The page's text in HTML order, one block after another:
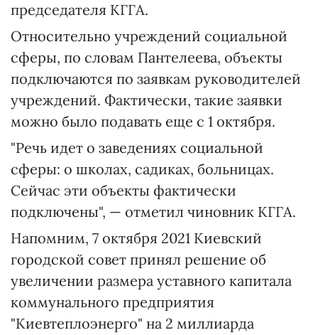
председателя КГГА.
Относительно учреждений социальной
сферы, по словам Пантелеева, объекты
подключаются по заявкам руководителей
учреждений. Фактически, такие заявки
можно было подавать еще с 1 октября.
"Речь идет о заведениях социальной
сферы: о школах, садиках, больницах.
Сейчас эти объекты фактически
подключены", — отметил чиновник КГГА.
Напомним, 7 октября 2021 Киевский
городской совет принял решение об
увеличении размера уставного капитала
коммунального предприятия
"Киевтеплоэнерго" на 2 миллиарда